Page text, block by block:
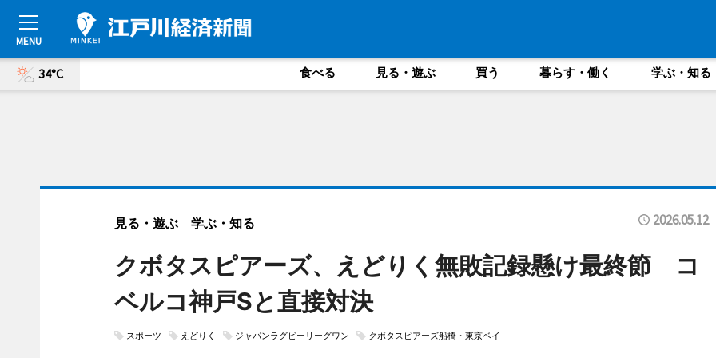
34°C 食べる 見る・遊ぶ 買う 暮らす・働く 学ぶ・知る
見る・遊ぶ 学ぶ・知る 2026.05.12
クボタスピアーズ、えどりく無敗記録懸け最終節 コ
ベルコ神戸Sと直接対決
スポーツ えどりく ジャパンラグビーリーグワン クボタスピアーズ船橋・東京ベイ